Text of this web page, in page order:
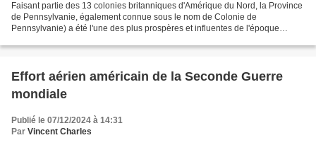
Faisant partie des 13 colonies britanniques d'Amérique du Nord, la Province
de Pennsylvanie, également connue sous le nom de Colonie de
Pennsylvanie) a été l'une des plus prospères et influentes de l'époque
Effort aérien américain de la Seconde Guerre
mondiale
Publié le 07/12/2024 à 14:31
Par Vincent Charles